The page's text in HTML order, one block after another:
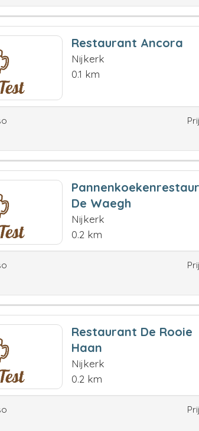
Restaurant Ancora
Nijkerk
0.1 km
De Waegh
Nijkerk
0.2 km
Restaurant De Rooie
Haan
Nijkerk
0.2 km